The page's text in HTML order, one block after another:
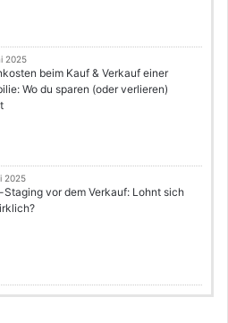
2025
beim Kauf & Verkauf einer
Wo du sparen (oder verlieren)
2025
Staging vor dem Verkauf: Lohnt sich